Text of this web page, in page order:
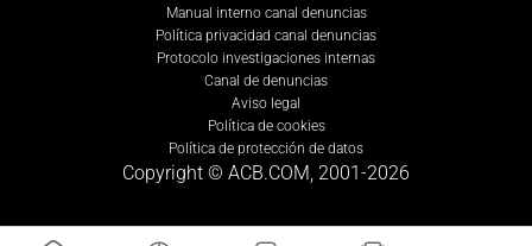
Manual interno canal denuncias
Política privacidad canal denuncias
Protocolo investigaciones internas
Canal de denuncias
Aviso legal
Política de cookies
Política de protección de datos
Copyright © ACB.COM, 2001-2026